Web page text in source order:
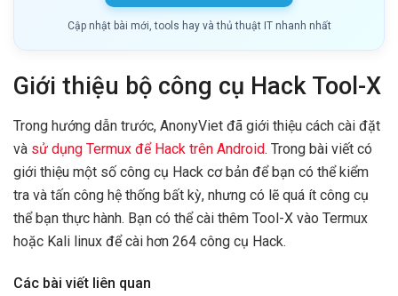
Cập nhật bài mới, tools hay và thủ thuật IT nhanh nhất
Giới thiệu bộ công cụ Hack Tool-X
Trong hướng dẫn trước, AnonyViet đã giới thiệu cách cài đặt
và sử dụng Termux để Hack trên Android. Trong bài viết có
giới thiệu một số công cụ Hack cơ bản để bạn có thể kiểm
tra và tấn công hệ thống bất kỳ, nhưng có lẽ quá ít công cụ
thể bạn thực hành. Bạn có thể cài thêm Tool-X vào Termux
hoặc Kali linux để cài hơn 264 công cụ Hack.
Các bài viết liên quan